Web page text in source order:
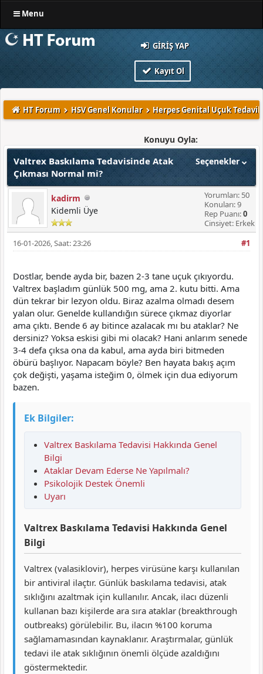
Menu
GIRIŞ YAP
Kayıt Ol
HT Forum HSV Genel Konular Herpes Genital Uçuk
Konuyu Oyla:
Seçenekler
Valtrex Baskılama Tedavisinde Atak
Çıkması Normal mi?
kadirm
Kidemli Üye
Yorumları: 50
Konuları: 9
Rep Puanı:0
Cinsiyet: Erkek
#1
16-01-2026, Saat: 23:26
Dostlar, bende ayda bir, bazen 2-3 tane uçuk çıkıyordu.
Valtrex başladım günlük 500 mg, ama 2. kutu bitti. Ama
dün tekrar bir lezyon oldu. Biraz azalma olmadı desem
yalan olur. Genelde kullandığın sürece çıkmaz diyorlar
ama çıktı. Bende 6 ay bitince azalacak mı bu ataklar? Ne
dersiniz? Yoksa eskisi gibi mi olacak? Hani anlarım senede
3-4 defa çıksa ona da kabul, ama ayda biri bitmeden
öbürü başlıyor. Napacam böyle? Ben hayata bakış açım
çok değişti, yaşama isteğim 0, ölmek için dua ediyorum
bazen.
Ek Bilgiler:
Valtrex Baskılama Tedavisi Hakkında Genel
Bilgi
Ataklar Devam Ederse Ne Yapılmalı?
Psikolojik Destek Önemli
Uyarı
Valtrex Baskılama Tedavisi Hakkında Genel
Bilgi
Valtrex (valasiklovir), herpes virüsüne karşı kullanılan
bir antiviral ilaçtır. Günlük baskılama tedavisi, atak
sıklığını azaltmak için kullanılır. Ancak, ilacı düzenli
kullanan bazı kişilerde ara sıra ataklar (breakthrough
outbreaks) görülebilir. Bu, ilacın %100 koruma
sağlamamasından kaynaklanır. Araştırmalar, günlük
tedavi ile atak sıklığının önemli ölçüde azaldığını
göstermektedir.